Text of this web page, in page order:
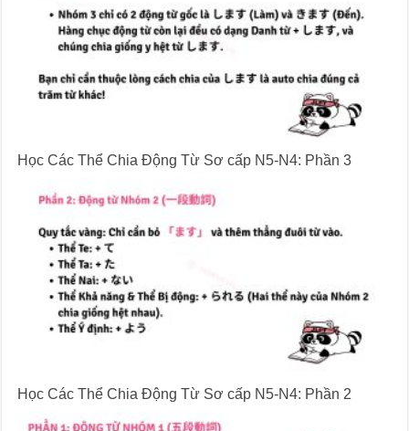
Học Các Thể Chia Động Từ Sơ cấp N5-N4: Phần 3
Học Các Thể Chia Động Từ Sơ cấp N5-N4: Phần 2